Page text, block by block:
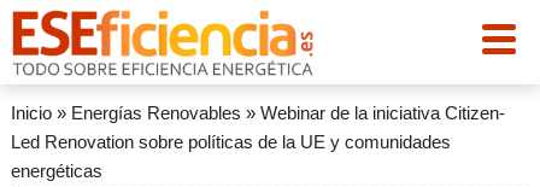
Inicio» Energías Renovables » Webinar de la iniciativa Citizen-
Led Renovation sobre políticas de la UE y comunidades
energéticas